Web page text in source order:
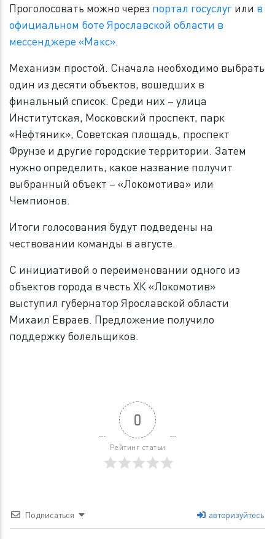
Проголосовать можно через портал госуслуг​ или в
официальном боте Ярославской области в
мессенджере «Макс».
Механизм простой. Сначала необходимо выбрать
один из десяти объектов, вошедших в
финальный список. Среди них – улица
Институтская, Московский проспект, парк
«Нефтяник», Советская площадь, проспект
Фрунзе и другие городские территории. Затем
нужно определить, какое название получит
выбранный объект – «Локомотива» или
Чемпионов.
Итоги голосования будут подведены на
чествовании команды в августе.
С инициативой о переименовании одного из
объектов города в честь ХК «Локомотив»
выступил губернатор Ярославской области
Михаил Евраев. Предложение получило
поддержку болельщиков.
0
Рейтинг статьи
Подписаться авторизуйтесь